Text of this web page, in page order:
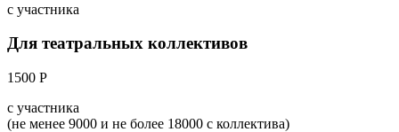
с участника
Для театральных коллективов
1500 Р
с участника
(не менее 9000 и не более 18000 с коллектива)